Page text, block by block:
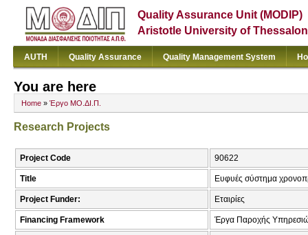
Quality Assurance Unit (MODIP)
Aristotle University of
AUTH Quality Assurance Quality Management System
You are here
Home » Έργο ΜΟ.ΔΙ.Π.
Research Projects
Project Code 90622
Title Ευφυές σύστημα
Project Funder: Εταιρίες
Financing Framework Έργα Παροχής